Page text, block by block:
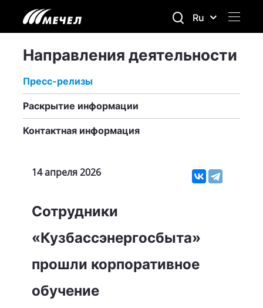
Ru
Направления деятельности
14 апреля 2026
Сотрудники
«Кузбассэнергосбыта»
прошли корпоративное
обучение
Пресс-релизы
Раскрытие информации
Контактная информация